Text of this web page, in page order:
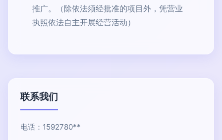
推广。（除依法须经批准的项目外，凭营业
执照依法自主开展经营活动）
联系我们
电话：1592780**